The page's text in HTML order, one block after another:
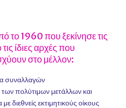
το 1960 που ξεκίνησε τις
ίδιες αρχές που
στο μέλλον:
συναλλαγών
πολύτιμων μετάλλων και
διεθνείς εκτιμητικούς οίκους